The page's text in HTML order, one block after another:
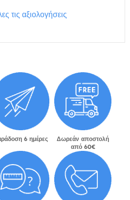
τις αξιολογήσεις
6 ημέρες
Δωρεάν αποστολή
από 60€